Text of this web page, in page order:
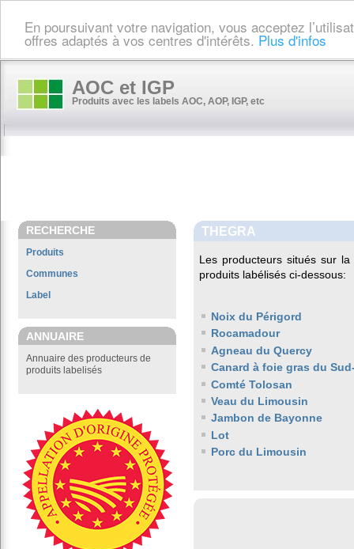
En poursuivant votre navigation, vous acceptez
offres adaptés à vos centres d'intérêts. Plus d'infos
AOC et IGP
Produits avec les labels AOC, AOP, IGP, etc
RECHERCHE
Produits
Communes
Label
ANNUAIRE
Annuaire des producteurs de
produits labelisés
THEGRA
Les producteurs situés sur
produits labélisés ci-dessous:
Noix du Périgord
Rocamadour
Agneau du Quercy
Canard à foie gras du
Comté Tolosan
Veau du Limousin
Jambon de Bayonne
Lot
Porc du Limousin